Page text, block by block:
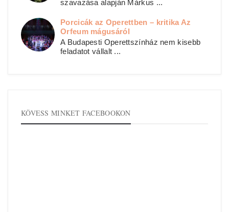
szavazása alapján Márkus ...
Porcicák az Operettben – kritika Az
Orfeum mágusáról
A Budapesti Operettszínház nem kisebb
feladatot vállalt ...
KÖVESS MINKET FACEBOOKON